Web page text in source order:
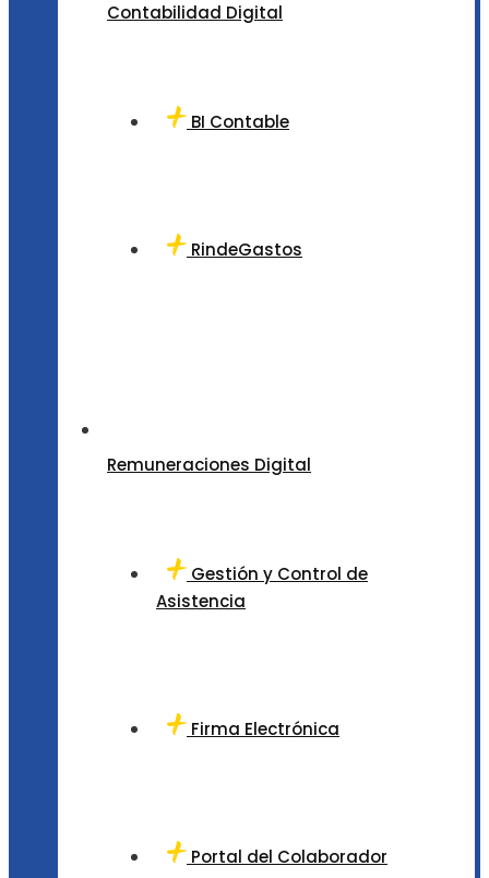
Contabilidad Digital
BI Contable
RindeGastos
Remuneraciones Digital
Gestión y Control de
Asistencia
Firma Electrónica
Portal del Colaborador